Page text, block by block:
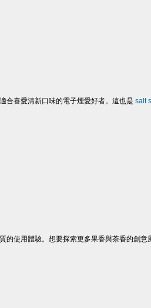
合喜愛清新口味的電子煙愛好者。這也是 salt
的使用體驗。想要探索更多果香與茶香的創意